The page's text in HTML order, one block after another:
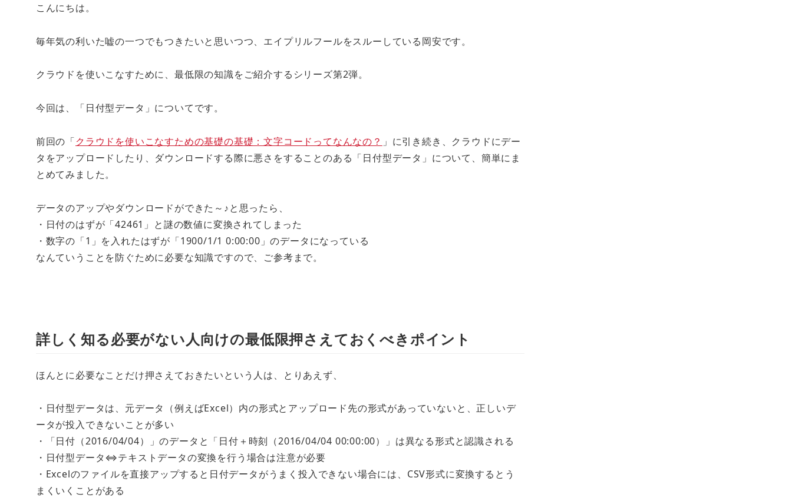
こんにちは。
毎年気の利いた嘘の一つでもつきたいと思いつつ、エイプリルフールをスルーしている岡安です。
クラウドを使いこなすために、最低限の知識をご紹介するシリーズ第2弾。
今回は、「日付型データ」についてです。
前回の「クラウドを使いこなすための基礎の基礎：文字コードってなんなの？ 」に引き続き、クラウドにデー
タをアップロードしたり、ダウンロードする際に悪さをすることのある「日付型データ」について、簡単にま
とめてみました。
データのアップやダウンロードができた～♪と思ったら、
・日付のはずが「42461」と謎の数値に変換されてしまった
・数字の「1」を入れたはずが「1900/1/1 0:00:00」のデータになっている
なんていうことを防ぐために必要な知識ですので、ご参考まで。
詳しく知る必要がない人向けの最低限押さえておくべきポイント
ほんとに必要なことだけ押さえておきたいという人は、とりあえず、
・日付型データは、元データ（例えばExcel）内の形式とアップロード先の形式があっていないと、正しいデ
ータが投入できないことが多い
・「日付（2016/04/04）」のデータと「日付＋時刻（2016/04/04 00:00:00）」は異なる形式と認識される
・日付型データ⇔テキストデータの変換を行う場合は注意が必要
・Excelのファイルを直接アップすると日付データがうまく投入できない場合には、CSV形式に変換するとう
まくいくことがある